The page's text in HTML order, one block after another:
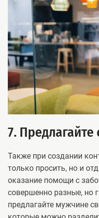
7.
Также при создании
только просить, но и
оказание помощи с
совершенно разные, но
предлагайте мужчине